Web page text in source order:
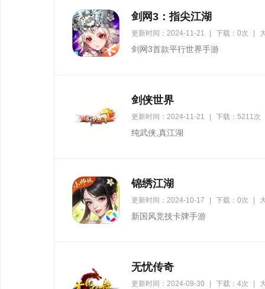
剑网3：指尖江湖
更新时间：2024-11-21 下载：0次
剑网3首款平行世界手游
剑侠世界
更新时间：2024-11-21 下载：5211次
纯武侠,真江湖
锦绣江湖
更新时间：2024-10-17 下载：0次
新国风竞技卡牌手游
无忧传奇
更新时间：2024-09-30 下载：4次